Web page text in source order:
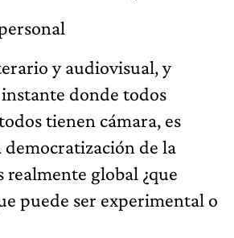
y audiovisual, y
donde todos
tienen cámara, es
democratización de la
global ¿que
puede ser experimental o